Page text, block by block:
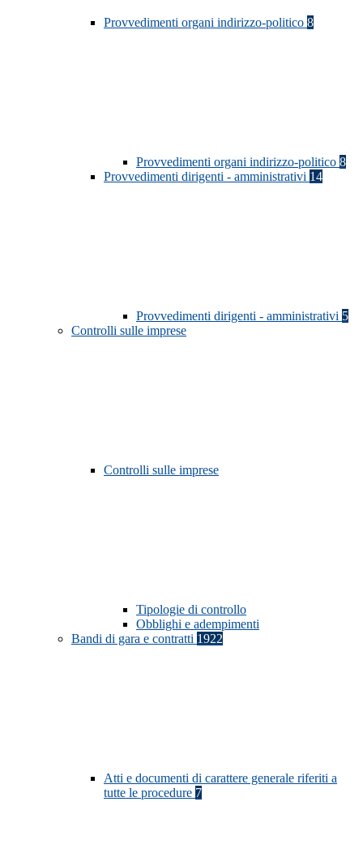
Provvedimenti organi indirizzo-politico 8
Provvedimenti organi indirizzo-politico 8
Provvedimenti dirigenti - amministrativi 14
Provvedimenti dirigenti - amministrativi 5
Controlli sulle imprese
Controlli sulle imprese
Tipologie di controllo
Obblighi e adempimenti
Bandi di gara e contratti 1922
Atti e documenti di carattere generale riferiti a
tutte le procedure 7